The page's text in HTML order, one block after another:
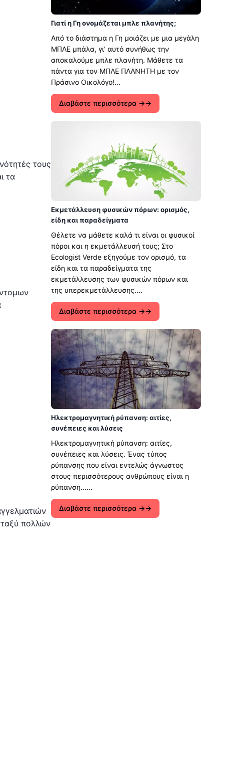
τους
τα
πολλών
Γιατί η Γη ονομάζεται μπλε πλανήτης;
Από το διάστημα η Γη μοιάζει με μια μεγάλη
ΜΠΛΕ μπάλα, γι' αυτό συνήθως την
αποκαλούμε μπλε πλανήτη. Μάθετε τα
πάντα για τον ΜΠΛΕ ΠΛΑΝΗΤΗ με τον
Πράσινο Οικολόγο!...
Διαβάστε περισσότερα →
Εκμετάλλευση φυσικών πόρων: ορισμός,
είδη και παραδείγματα
Θέλετε να μάθετε καλά τι είναι οι φυσικοί
πόροι και η εκμετάλλευσή τους; Στο
Ecologist Verde εξηγούμε τον ορισμό, τα
είδη και τα παραδείγματα της
εκμετάλλευσης των φυσικών πόρων και
της υπερεκμετάλλευσης....
Διαβάστε περισσότερα →
Ηλεκτρομαγνητική ρύπανση: αιτίες,
συνέπειες και λύσεις
Ηλεκτρομαγνητική ρύπανση: αιτίες,
συνέπειες και λύσεις. Ένας τύπος
ρύπανσης που είναι εντελώς άγνωστος
στους περισσότερους ανθρώπους είναι η
ρύπανση......
Διαβάστε περισσότερα →